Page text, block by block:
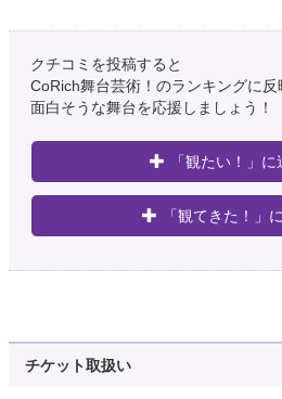
クチコミを投稿すると
CoRich舞台芸術！のランキングに反
面白そうな舞台を応援しましょう！
「観たい！」に
「観てきた！」
チケット取扱い